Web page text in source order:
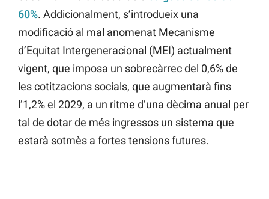
60%. Addicionalment, s’introdueix una
modificació al mal anomenat Mecanisme
d’Equitat Intergeneracional (MEI) actualment
vigent, que imposa un sobrecàrrec del 0,6% de
les cotitzacions socials, que augmentarà fins
l’1,2% el 2029, a un ritme d’una dècima anual per
tal de dotar de més ingressos un sistema que
estarà sotmès a fortes tensions futures.